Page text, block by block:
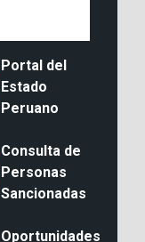
Portal del
Estado
Peruano
Consulta de
Personas
Sancionadas
Oportunidades